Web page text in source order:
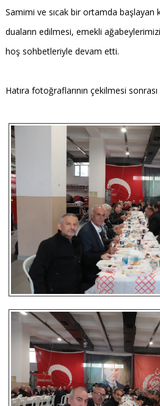
Samimi ve sıcak bir ortamda başlayan
duaların edilmesi, emekli
hoş sohbetleriyle devam etti.
Hatıra fotoğraflarının çekilmesi